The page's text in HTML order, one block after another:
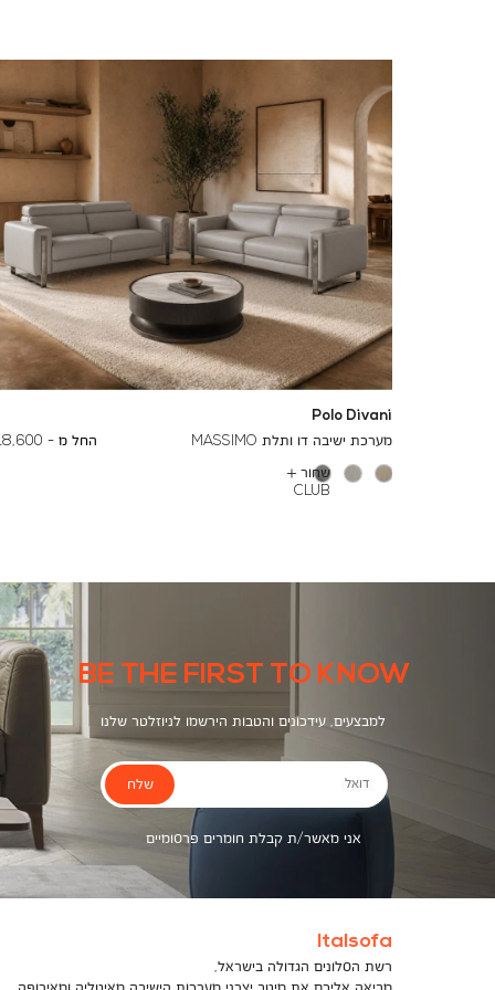
Polo Divani
מערכת ישיבה דו ותלת MASSIMO
החל מ - ₪ To
24,000 ₪
שחור
CLUB
BE THE FIRST TO KNOW
למבצעים, עידכונים והטבות הירשמו לניוזלטר שלנו
דואל
אני מאשר/ת קבלת חומרים פרסומיים
שלח
Italsofa
רשת הסלונים הגדולה בישראל,